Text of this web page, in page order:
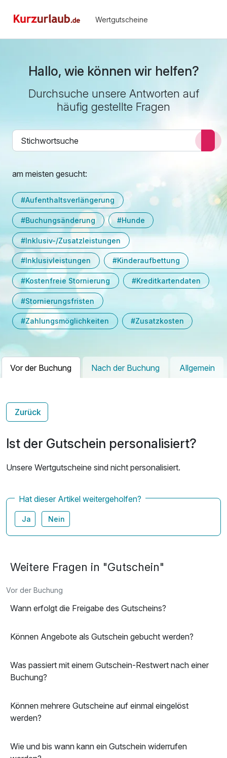
Wertgutscheine
Hallo, wie können wir helfen?
Durchsuche unsere Antworten auf
häufig gestellte Fragen
am meisten gesucht:
#Aufenthaltsverlängerung
#Buchungsänderung #Hunde
#Inklusiv-/Zusatzleistungen
#Inklusivleistungen #Kinderaufbettung
#Kostenfreie Stornierung #Kreditkartendaten
#Stornierungsfristen
#Zahlungsmöglichkeiten #Zusatzkosten
Vor der Buchung Nach der Buchung Allgemein
Zurück
Ist der Gutschein personalisiert?
Unsere Wertgutscheine sind nicht personalisiert.
Hat dieser Artikel weitergeholfen?
Ja Nein
Weitere Fragen in "Gutschein"
Vor der Buchung
Wann erfolgt die Freigabe des Gutscheins?
Können Angebote als Gutschein gebucht werden?
Was passiert mit einem Gutschein-Restwert nach einer
Buchung?
Können mehrere Gutscheine auf einmal eingelöst
werden?
Wie und bis wann kann ein Gutschein widerrufen